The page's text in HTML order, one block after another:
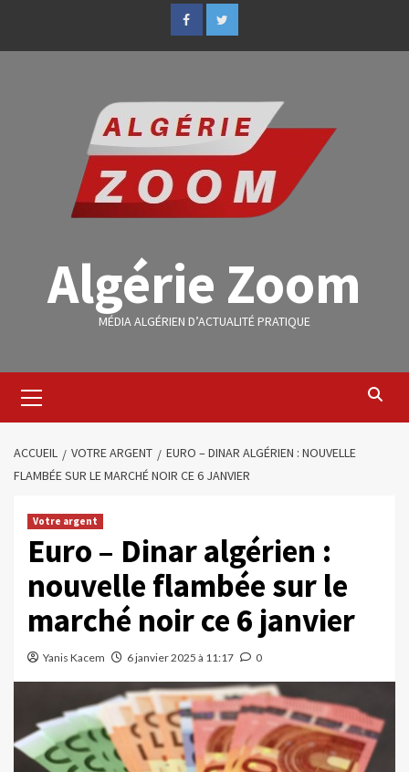
Algérie Zoom
MÉDIA ALGÉRIEN D’ACTUALITÉ PRATIQUE
ACCUEIL VOTRE ARGENT
EURO – DINAR ALGÉRIEN : NOUVELLE
FLAMBÉE SUR LE MARCHÉ NOIR CE 6 JANVIER
Votre argent
Euro – Dinar algérien :
nouvelle flambée sur le
marché noir ce 6 janvier
Yanis Kacem 6 janvier 2025 à 11:17 0